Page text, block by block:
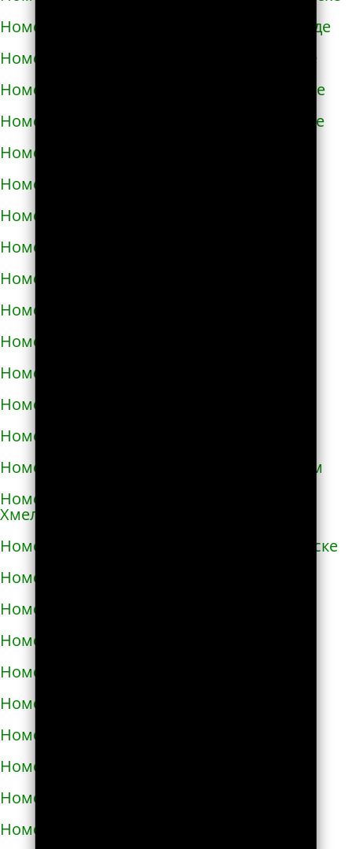
Номера телефонов такси в Новомиргороде
Номера телефонов такси в Новоукраинке
Номера телефонов такси в Новояворовске
Номера телефонов такси в Новом Роздоле
Номера телефонов такси в Носовке
Номера телефонов такси в Обухове
Номера телефонов такси в Овидиополе
Номера телефонов такси в Овруче
Номера телефонов такси в Одессе
Номера телефонов такси в Олевске
Номера телефонов такси в Орехове
Номера телефонов такси в Очакове
Номера телефонов такси в Павлограде
Номера телефонов такси в Первомайске
Номера телефонов такси в Первомайском
Номера телефонов такси в Переяславе-
Хмельницком
Номера телефонов такси в Першотравенске
Номера телефонов такси в Пирятине
Номера телефонов такси в Подгородном
Номера телефонов такси в Подольске
Номера телефонов такси в Покрове
Номера телефонов такси в Пологах
Номера телефонов такси в Полонном
Номера телефонов такси в Полтаве
Номера телефонов такси в Прилуках
Номера телефонов такси в Путивле